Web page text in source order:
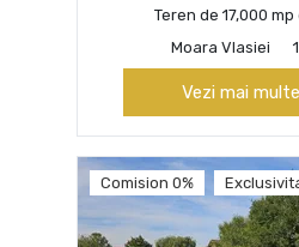
Teren de 17,000
Moara Vlasiei
Vezi mai
Comision 0%